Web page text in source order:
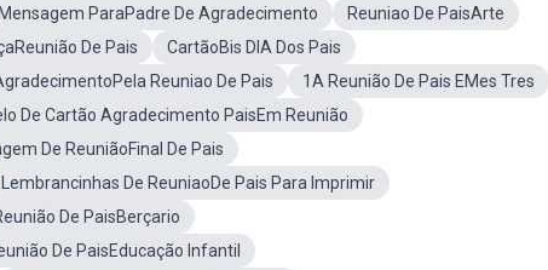
Mensagem ParaPadre De Agradecimento
Reuniao De PaisArte
De Pais
CartãoBis DIA Dos Pais
Reuniao De Pais
1A Reunião De Pais EMes Tres
De Cartão Agradecimento PaisEm Reunião
De ReuniãoFinal De Pais
Lembrancinhas De ReuniaoDe Pais Para Imprimir
De PaisBerçario
De PaisEducação Infantil